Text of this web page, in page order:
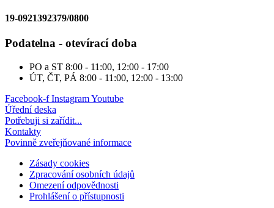
19-0921392379/0800
Podatelna - otevírací doba
PO a ST 8:00 - 11:00, 12:00 - 17:00
ÚT, ČT, PÁ 8:00 - 11:00, 12:00 - 13:00
Facebook-f InstagramYoutube
Úřední deska
Potřebuji si zařídit...
Kontakty
Povinně zveřejňované informace
Zásady cookies
Zpracování osobních údajů
Omezení odpovědnosti
Prohlášení o přístupnosti